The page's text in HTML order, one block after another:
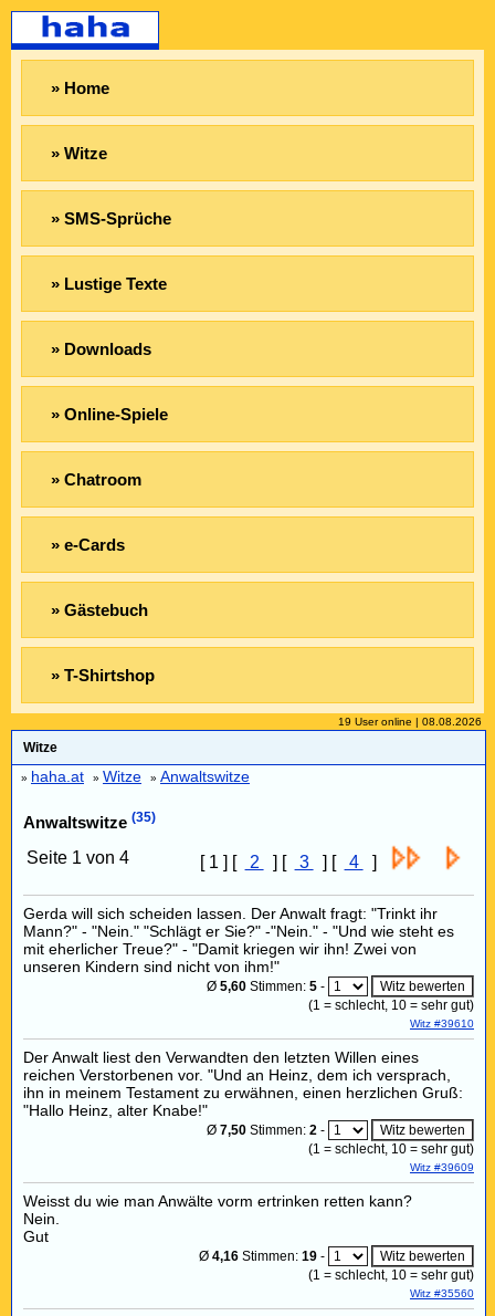
» Home
» Witze
» SMS-Sprüche
» Lustige Texte
» Downloads
» Online-Spiele
» Chatroom
» e-Cards
» Gästebuch
» T-Shirtshop
19 User online | 08.08.2026
Witze
» haha.at » Witze » Anwaltswitze
Anwaltswitze (35)
Seite 1 von 4 [ 1 ] [ 2 ] [ 3 ] [ 4 ]
Gerda will sich scheiden lassen. Der Anwalt fragt: "Trinkt ihr
Mann?" - "Nein." "Schlägt er Sie?" -"Nein." - "Und wie steht es
mit eherlicher Treue?" - "Damit kriegen wir ihn! Zwei von
unseren Kindern sind nicht von ihm!"
Ø 5,60 Stimmen: 5 -
(1 = schlecht, 10 = sehr gut)
Witz #39610
Der Anwalt liest den Verwandten den letzten Willen eines
reichen Verstorbenen vor. "Und an Heinz, dem ich versprach,
ihn in meinem Testament zu erwähnen, einen herzlichen Gruß:
"Hallo Heinz, alter Knabe!"
Ø 7,50 Stimmen: 2 -
(1 = schlecht, 10 = sehr gut)
Witz #39609
Weisst du wie man Anwälte vorm ertrinken retten kann?
Nein.
Gut
Ø 4,16 Stimmen: 19 -
(1 = schlecht, 10 = sehr gut)
Witz #35560